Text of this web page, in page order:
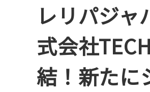
レリパジ
式会社
結！新たに